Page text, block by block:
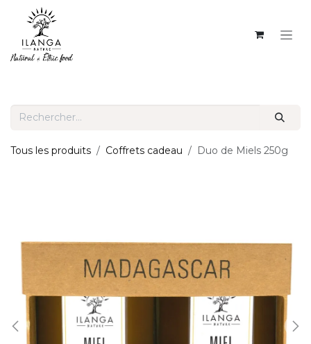
Tous les produits Coffrets cadeau Duo de Miels 250g